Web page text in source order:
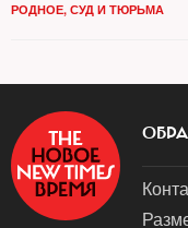
РОДНОЕ, СУД И ТЮРЬМА